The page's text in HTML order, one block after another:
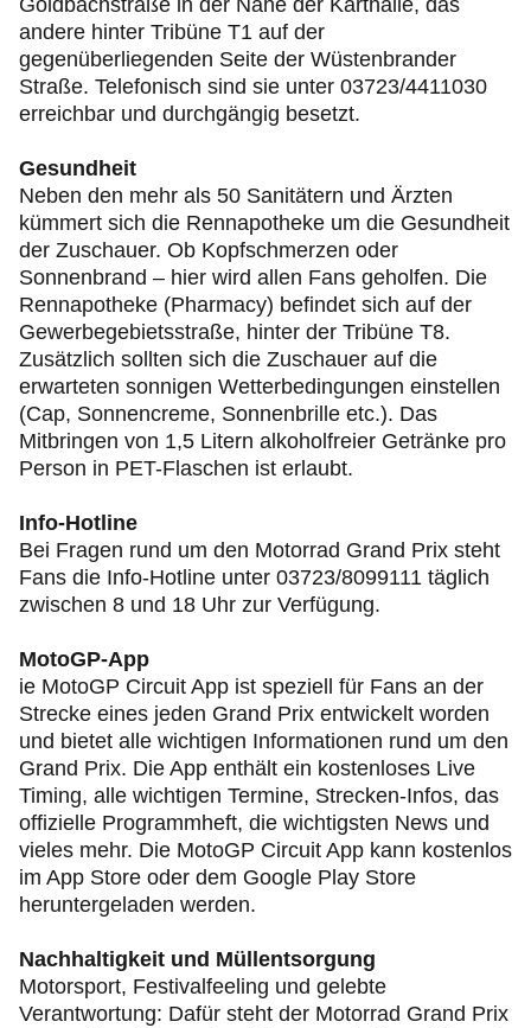
Goldbachstraße in der Nähe der Karthalle, das
andere hinter Tribüne T1 auf der
gegenüberliegenden Seite der Wüstenbrander
Straße. Telefonisch sind sie unter 03723/4411030
erreichbar und durchgängig besetzt.
Gesundheit
Neben den mehr als 50 Sanitätern und Ärzten
kümmert sich die Rennapotheke um die Gesundheit
der Zuschauer. Ob Kopfschmerzen oder
Sonnenbrand – hier wird allen Fans geholfen. Die
Rennapotheke (Pharmacy) befindet sich auf der
Gewerbegebietsstraße, hinter der Tribüne T8.
Zusätzlich sollten sich die Zuschauer auf die
erwarteten sonnigen Wetterbedingungen einstellen
(Cap, Sonnencreme, Sonnenbrille etc.). Das
Mitbringen von 1,5 Litern alkoholfreier Getränke pro
Person in PET-Flaschen ist erlaubt.
Info-Hotline
Bei Fragen rund um den Motorrad Grand Prix steht
Fans die Info-Hotline unter 03723/8099111 täglich
zwischen 8 und 18 Uhr zur Verfügung.
MotoGP-App
ie MotoGP Circuit App ist speziell für Fans an der
Strecke eines jeden Grand Prix entwickelt worden
und bietet alle wichtigen Informationen rund um den
Grand Prix. Die App enthält ein kostenloses Live
Timing, alle wichtigen Termine, Strecken-Infos, das
offizielle Programmheft, die wichtigsten News und
vieles mehr. Die MotoGP Circuit App kann kostenlos
im App Store oder dem Google Play Store
heruntergeladen werden.
Nachhaltigkeit und Müllentsorgung
Motorsport, Festivalfeeling und gelebte
Verantwortung: Dafür steht der Motorrad Grand Prix